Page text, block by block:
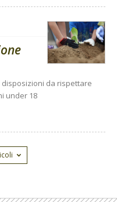
disposizioni da rispettare
under 18